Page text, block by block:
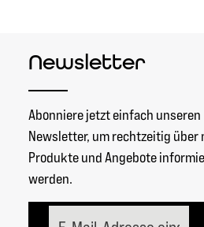
Newsletter
Abonniere jetzt einfach unseren
Newsletter, um rechtzeitig über
Produkte und Angebote
werden.